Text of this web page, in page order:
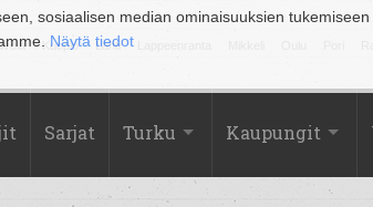
sosiaalisen median ominaisuuksien
Näytä tiedot
Kuopio Lahti
Sarjat Turku Kaupungit